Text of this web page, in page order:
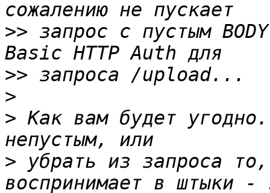
>> запрос с пустым
>>
>
> Как вам будет
> убрать из запроса